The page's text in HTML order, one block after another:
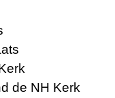
de NH Kerk